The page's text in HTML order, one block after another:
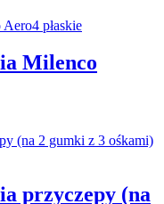
Milenco
przyczepy (na